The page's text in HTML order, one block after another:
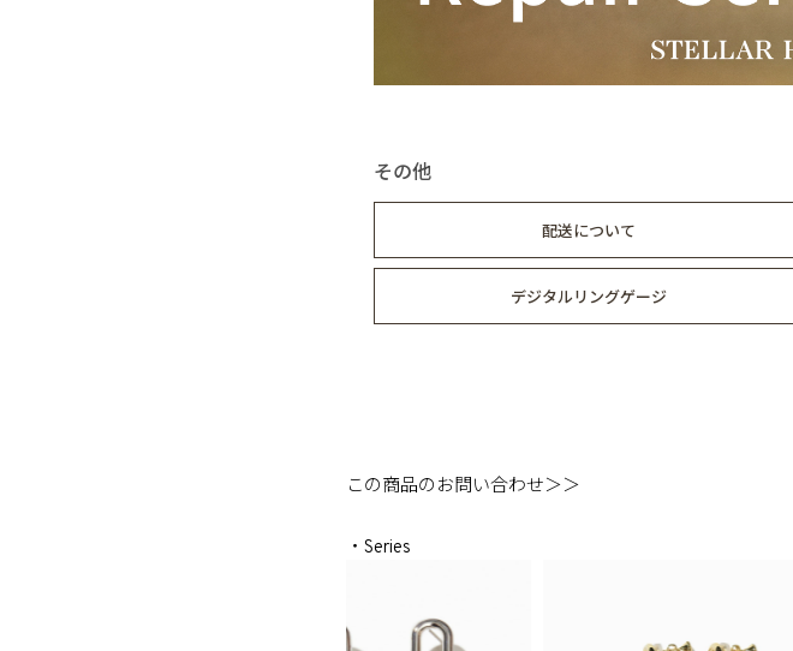
その他
配送について
デジタルリングゲージ
この商品のお問い合わせ＞＞
・Series